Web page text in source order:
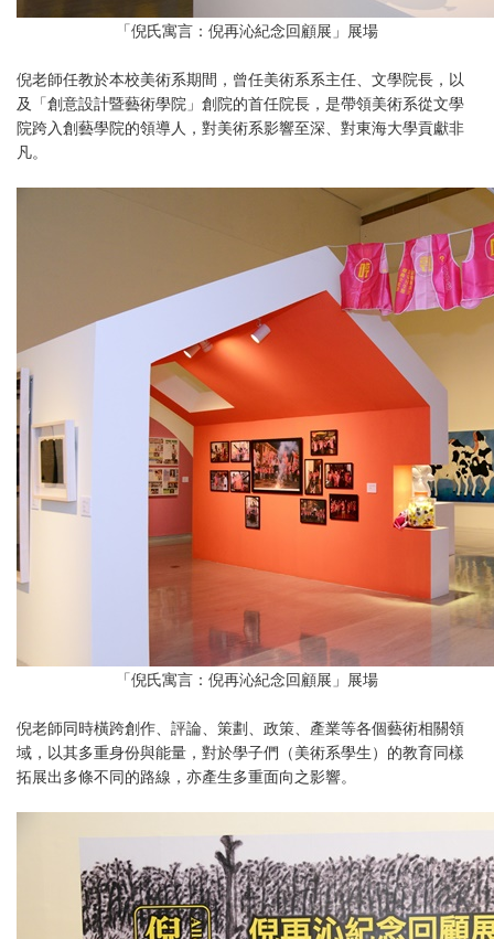
「倪氏寓言：倪再沁紀念回顧展」展場
倪老師任教於本校美術系期間，曾任美術系系主任、文學院長，以
及「創意設計暨藝術學院」創院的首任院長，是帶領美術系從文學
院跨入創藝學院的領導人，對美術系影響至深、對東海大學貢獻非
凡。
「倪氏寓言：倪再沁紀念回顧展」展場
倪老師同時橫跨創作、評論、策劃、政策、產業等各個藝術相關領
域，以其多重身份與能量，對於學子們（美術系學生）的教育同樣
拓展出多條不同的路線，亦產生多重面向之影響。